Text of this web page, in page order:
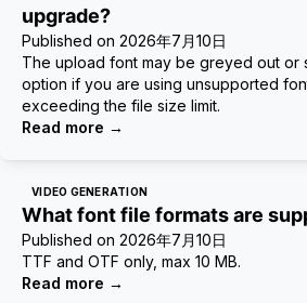
upgrade?
Published on 2026年7月10日
The upload font may be greyed out or
option if you are using unsupported
exceeding the file size limit.
Read more →
VIDEO GENERATION
What font file formats are
Published on 2026年7月10日
TTF and OTF only, max 10 MB.
Read more →